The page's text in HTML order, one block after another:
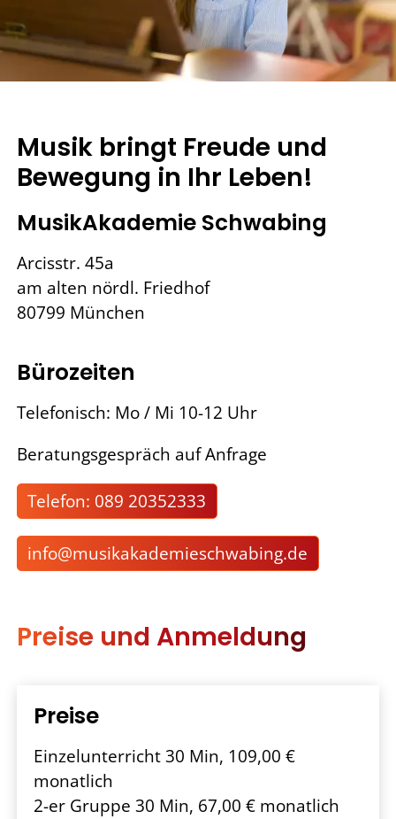
Musik bringt Freude und
Bewegung in Ihr Leben!
MusikAkademie Schwabing
Arcisstr. 45a
am alten nördl. Friedhof
80799 München
Bürozeiten
Telefonisch: Mo / Mi 10-12 Uhr
Beratungsgespräch auf Anfrage
Telefon: 089 20352333
nf m s k k d m schw b ng d
Preise und Anmeldung
Preise
Einzelunterricht 30 Min, 109,00 €
monatlich
2-er Gruppe 30 Min, 67,00 € monatlich